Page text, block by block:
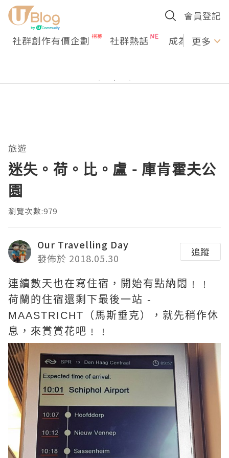
會員登記
社群創作有價企劃 社群熱話 成為U更多
旅遊
迷失。荷。比。盧 - 庫肯霍夫公
園
瀏覽次數:979
Our Travelling Day
發佈於 2018.05.30
追蹤
連續數天也在寫住宿，開始有點納悶﹗﹗
荷蘭的住宿還剩下最後一站 -
MAASTRICHT（馬斯垂克），就先稍作休
息，來賞賞花吧﹗﹗